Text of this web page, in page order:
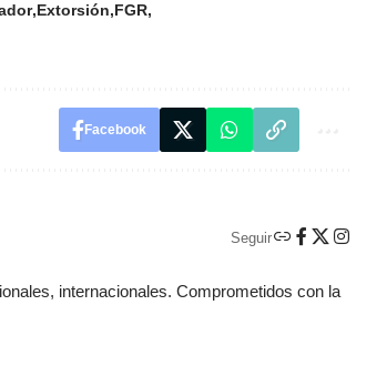
Extorsión FGR
Facebook
Seguir
internacionales. Comprometidos con la